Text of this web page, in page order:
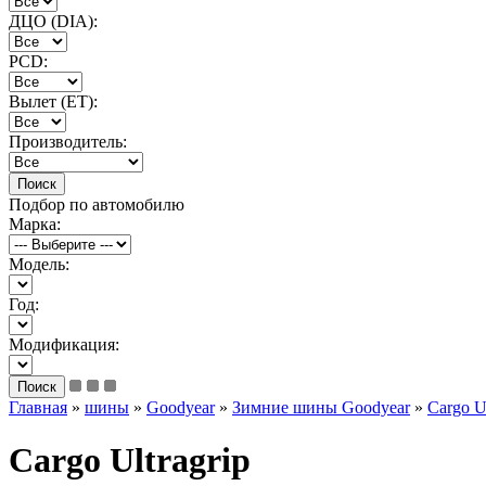
ДЦО (DIA):
PCD:
Вылет (ET):
Производитель:
Подбор по автомобилю
Марка:
Модель:
Год:
Модификация:
Главная » шины » Goodyear» Зимние шины Goodyear» Cargo
Cargo Ultragrip